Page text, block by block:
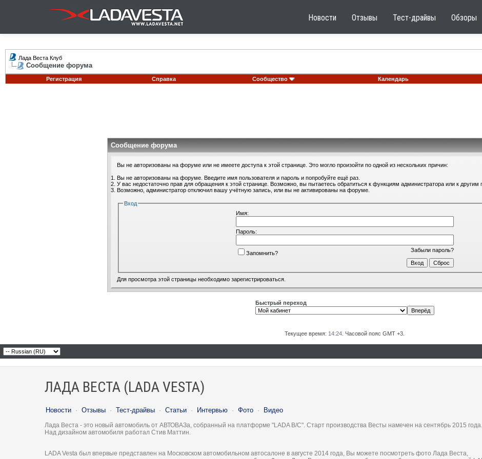
Новости Отзывы Тест-драйвы Обзоры
Лада Веста Клуб
Сообщение форума
Регистрация
Справка Сообщество Календарь
Сообщение форума
Вы не авторизованы на форуме или не имеете доступа к этой странице. Это могло произойти по одной из нескольких причин:
Вы не авторизованы на форуме. Введите имя пользователя и пароль и попробуйте ещё раз.
У вас недостаточно прав для обращения к этой странице. Возможно, вы пытаетесь обратиться к функциям администратора или к
Возможно, администратор отключил вашу учётную запись, или вы не активированы на форуме.
Вход
Имя:
Пароль:
Забыли пароль?
Запомнить?
Для просмотра этой страницы необходимо зарегистрироваться
Быстрый переход
Текущее время: 14:24 . Часовой пояс GMT +3.
ЛАДА ВЕСТА (LADA VESTA)
Новости · Отзывы · Тест-драйвы · Статьи · Интервью · Фото · Видео
Лада Веста - это новый автомобиль от АВТОВАЗа, собранный на платформе "LADA B/C". Старт производства Весты намечен на сентябрь 2015 года.
Над дизайном автомобиля работал Стив Маттин.
LADA Vesta был впервые представлен на Московском автомобильном автосалоне в августе 2014 года, Вы можете посмотреть фото Лада Веста,